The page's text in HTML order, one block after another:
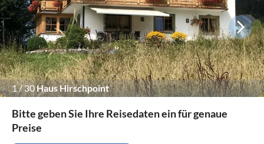
1/30Haus Hirschpoint
Bitte geben Sie Ihre Reisedaten ein für genaue
Preise